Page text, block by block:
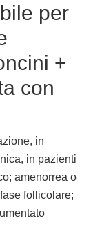
per
+
con
in
in pazienti
amenorrea o
follicolare;